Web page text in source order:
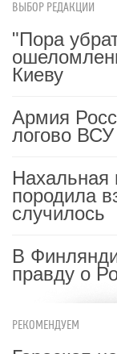
ВЫБОР РЕДАКЦИИ
"Пора
Киеву
Армия
логово ВСУ
Нахальная
породила
случилось
В
правду о
РЕКОМЕНДУЕМ